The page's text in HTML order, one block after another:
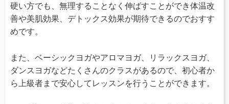
硬い方でも、無理することなく伸ばすことができ体温改
善や美肌効果、デトックス効果が期待できるのでおすす
めです。
また、ベーシックヨガやアロマヨガ、リラックスヨガ、
ダンスヨガなどたくさんのクラスがあるので、初心者か
ら上級者まで安心してレッスンを行うことができます。